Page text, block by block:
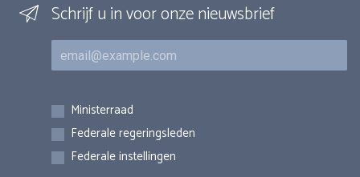
Schrijf u in voor onze nieuwsbrief
E-mail
Inschrijvingen
Ministerraad
Federale regeringsleden
Federale instellingen